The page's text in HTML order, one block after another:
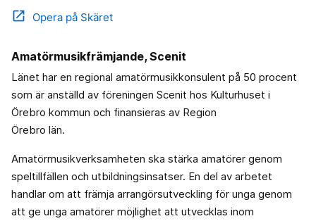
open_in_new Opera på Skäret
Amatörmusikfrämjande, Scenit
Länet har en regional amatörmusikkonsulent på 50 procent
som är anställd av föreningen Scenit hos Kulturhuset i
Örebro kommun och finansieras av Region
Örebro län.
Amatörmusikverksamheten ska stärka amatörer genom
speltillfällen och utbildningsinsatser. En del av arbetet
handlar om att främja arrangörsutveckling för unga genom
att ge unga amatörer möjlighet att utvecklas inom